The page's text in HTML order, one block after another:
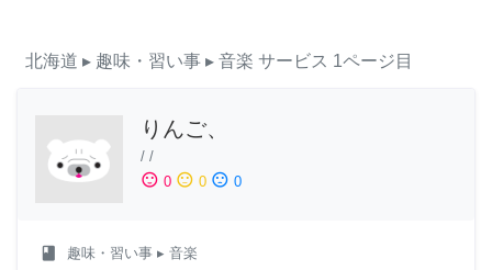
北海道 ▸ 趣味・習い事 ▸ 音楽 サービス 1ページ目
りんご、
/ /
sentiment_satisfied 0 sentiment_neutral 0 sentiment_dissatisfied 0
class 趣味・習い事 ▸ 音楽